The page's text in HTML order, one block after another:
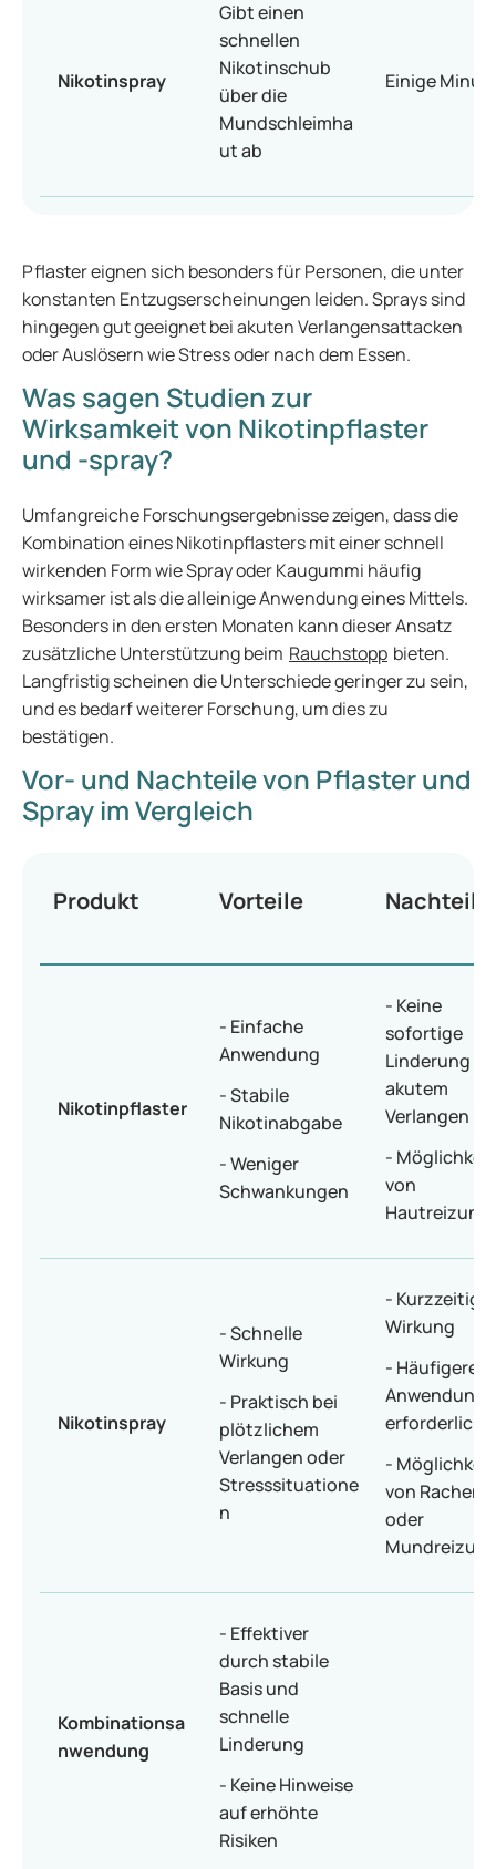
Nikotinspray
Gibt einen
schnellen
Nikotinschub
über die
Mundschleimha
ut ab
Einige
Pflaster eignen sich besonders für Personen, die unter
konstanten Entzugserscheinungen leiden. Sprays sind
hingegen gut geeignet bei akuten Verlangensattacken
oder Auslösern wie Stress oder nach dem Essen.
Was sagen Studien zur
Wirksamkeit von Nikotinpflaster
und -spray?
Umfangreiche Forschungsergebnisse zeigen, dass die
Kombination eines Nikotinpflasters mit einer schnell
wirkenden Form wie Spray oder Kaugummi häufig
wirksamer ist als die alleinige Anwendung eines Mittels.
Besonders in den ersten Monaten kann dieser Ansatz
zusätzliche Unterstützung beim Rauchstopp bieten.
Langfristig scheinen die Unterschiede geringer zu sein,
und es bedarf weiterer Forschung, um dies zu
bestätigen.
Vor- und Nachteile von Pflaster und
Spray im Vergleich
Produkt Vorteile Nachteile
Nikotinpflaster
- Einfache
Anwendung
- Stabile
Nikotinabgabe
- Weniger
Schwankungen
- Keine
sofortige
Linderung
akutem
Verlangen
- Möglichkeit
von
Nikotinspray
- Schnelle
Wirkung
- Praktisch bei
plötzlichem
Verlangen oder
Stresssituatione
n
- Kurzzeitige
Wirkung
- Häufigere
Anwendung
erforderlich
- Möglichkeit
von Rachen-
oder
Kombinationsa
nwendung
- Effektiver
durch stabile
Basis und
schnelle
Linderung
- Keine Hinweise
auf erhöhte
Risiken